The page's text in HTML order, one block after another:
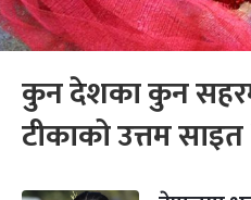
कुन देशका कुन
टीकाको उत्तम साइत